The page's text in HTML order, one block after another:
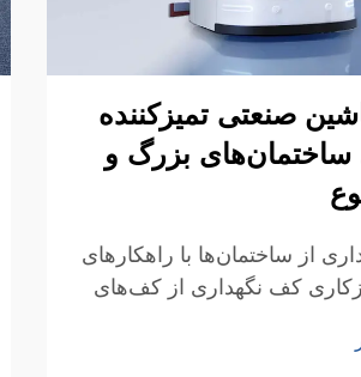
صنعتی تمیزکننده
بزرگ و
از ساختمان‌ها با راهکارهای
کف نگهداری از کف‌های
را ایجاد می‌کند که نیازمند